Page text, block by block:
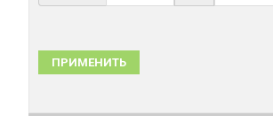
ПРИМЕНИТЬ